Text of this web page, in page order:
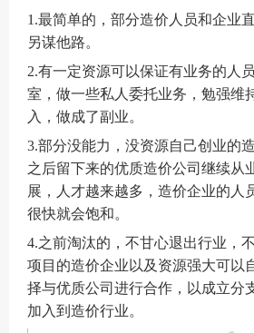
1.最简单的，部分造价人员和企业
另谋他路。
2.有一定资源可以保证有业务的人
室，做一些私人委托业务，勉强维
入，做成了副业。
3.部分没能力，没资源自己创业的
之后留下来的优质造价公司继续从
展，人才越来越多，造价企业的人
很快就会饱和。
4.之前淘汰的，不甘心退出行业，
项目的造价企业以及资源强大可以
择与优质公司进行合作，以成立分
加入到造价行业。